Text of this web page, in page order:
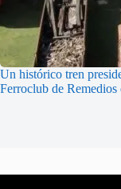
Un histórico tren
Ferroclub de Remedios